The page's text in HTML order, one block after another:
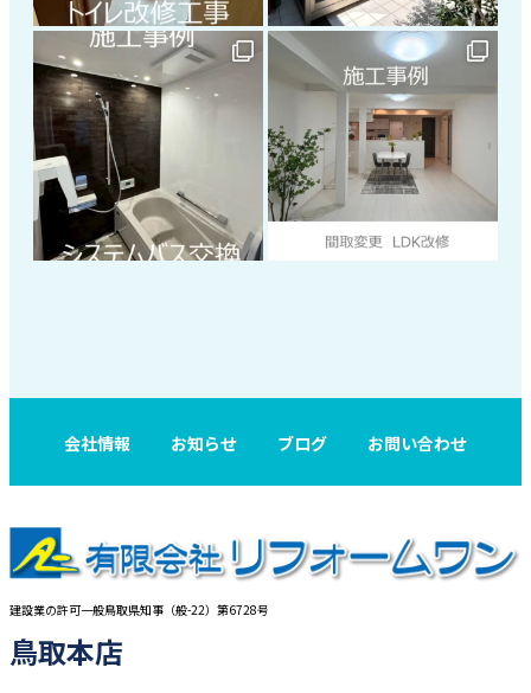
会社情報 お知らせ ブログ お問い合わせ
建設業の許可一般鳥取県知事（般-22）第6728号
鳥取本店